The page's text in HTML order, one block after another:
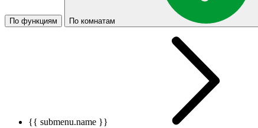
По функциям По комнатам
{{ submenu.name }}